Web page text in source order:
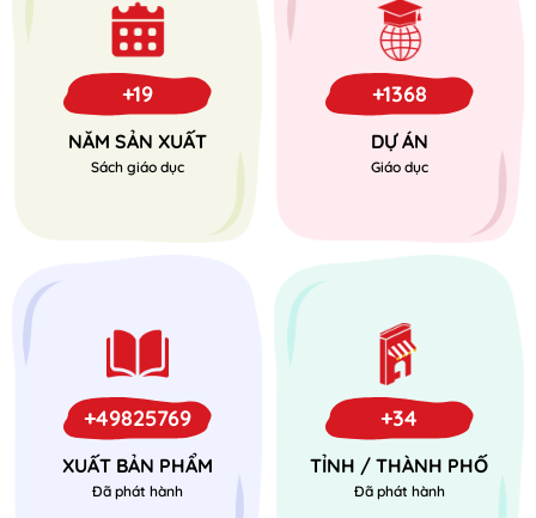
+19
NĂM SẢN XUẤT
Sách giáo dục
+1368
DỰ ÁN
Giáo dục
+49825769
XUẤT BẢN PHẨM
Đã phát hành
+34
TỈNH / THÀNH PHỐ
Đã phát hành